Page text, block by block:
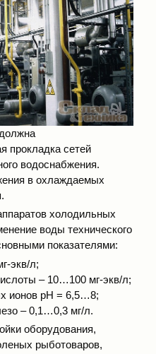
прокладка сетей
водоснабжения.
в охлаждаемых
холодильных
воды технического
показателями:
экв/л;
– 10…100 мг-экв/л;
ионов рН = 6,5…8;
– 0,1…0,3 мг/л.
оборудования,
рыботоваров,